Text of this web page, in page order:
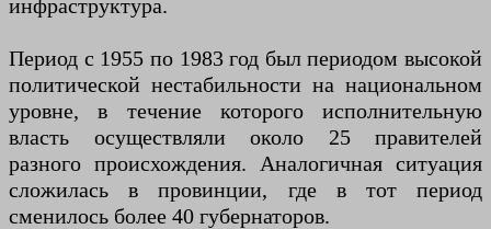
инфраструктура.
Период с 1955 по 1983 год был периодом высокой
политической нестабильности на национальном
уровне, в течение которого исполнительную
власть осуществляли около 25 правителей
разного происхождения. Аналогичная ситуация
сложилась в провинции, где в тот период
сменилось более 40 губернаторов.